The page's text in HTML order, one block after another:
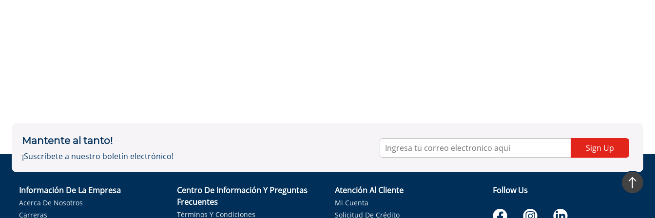
Mantente al tanto!
¡Suscríbete a nuestro boletín electrónico!
Sign Up
Información De La Empresa
Acerca De Nosotros
Carreras
Centro De Información Y Preguntas
Frecuentes
Términos Y Condiciones
Atención Al Cliente
Mi Cuenta
Solicitud De Crédito
Follow Us